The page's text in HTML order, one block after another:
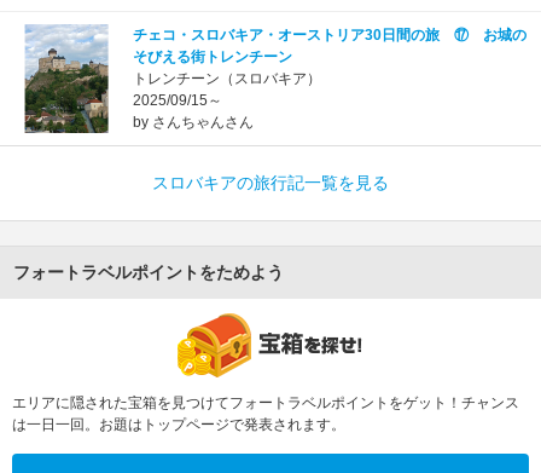
チェコ・スロバキア・オーストリア30日間の旅 ⑰ お城の
そびえる街トレンチーン
トレンチーン（スロバキア）
2025/09/15～
by さんちゃんさん
スロバキアの旅行記一覧を見る
フォートラベルポイントをためよう
エリアに隠された宝箱を見つけてフォートラベルポイントをゲット！チャンス
は一日一回。お題はトップページで発表されます。